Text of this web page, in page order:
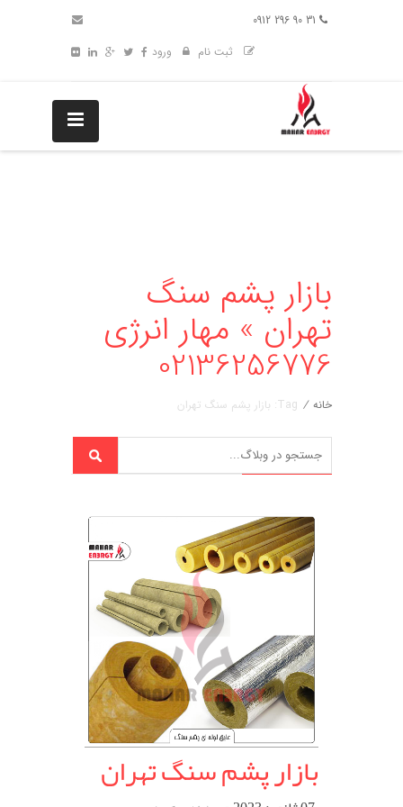
ثبت نام
ورود
بازار پشم سنگ
تهران » مهار انرژی
02136256776
خانه / Tag: بازار پشم سنگ تهران
بازار پشم سنگ تهران